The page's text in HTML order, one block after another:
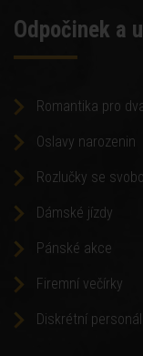
Odpočinek a
Romantika pro
Oslavy narozenin
Rozlučky se
Dámské jízdy
Pánské akce
Firemní večírky
Diskrétní personál